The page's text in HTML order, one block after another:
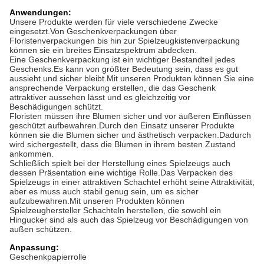
Anwendungen:
Unsere Produkte werden für viele verschiedene Zwecke
eingesetzt.Von Geschenkverpackungen über
Floristenverpackungen bis hin zur Spielzeugkistenverpackung
können sie ein breites Einsatzspektrum abdecken.
Eine Geschenkverpackung ist ein wichtiger Bestandteil jedes
Geschenks.Es kann von größter Bedeutung sein, dass es gut
aussieht und sicher bleibt.Mit unseren Produkten können Sie eine
ansprechende Verpackung erstellen, die das Geschenk
attraktiver aussehen lässt und es gleichzeitig vor
Beschädigungen schützt.
Floristen müssen ihre Blumen sicher und vor äußeren Einflüssen
geschützt aufbewahren.Durch den Einsatz unserer Produkte
können sie die Blumen sicher und ästhetisch verpacken.Dadurch
wird sichergestellt, dass die Blumen in ihrem besten Zustand
ankommen.
Schließlich spielt bei der Herstellung eines Spielzeugs auch
dessen Präsentation eine wichtige Rolle.Das Verpacken des
Spielzeugs in einer attraktiven Schachtel erhöht seine Attraktivität,
aber es muss auch stabil genug sein, um es sicher
aufzubewahren.Mit unseren Produkten können
Spielzeughersteller Schachteln herstellen, die sowohl ein
Hingucker sind als auch das Spielzeug vor Beschädigungen von
außen schützen.
Anpassung:
Geschenkpapierrolle